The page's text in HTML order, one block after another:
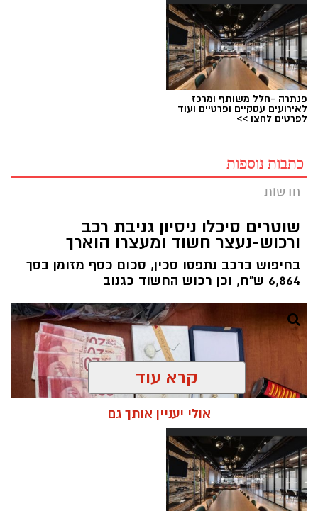
פנתרה -חלל משותף ומרכז
לאירועים עסקיים ופרטיים ועוד
לפרטים לחצו >>
כתבות נוספות
חדשות
שוטרים סיכלו ניסיון גניבת רכב
ורכוש-נעצר חשוד ומעצרו הוארך
בחיפוש ברכב נתפסו סכין, סכום כסף מזומן בסך
6,864 ש"ח, וכן רכוש החשוד כגנוב
קרא עוד
אולי יעניין אותך גם